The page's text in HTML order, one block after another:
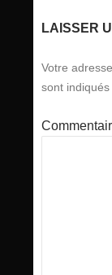
LAISSER
Votre
sont indiqués